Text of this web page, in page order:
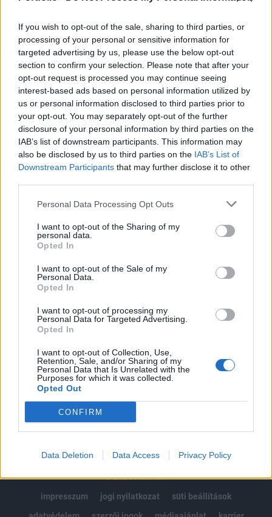
If you wish to opt-out of the sale, sharing to third parties, or
processing of your personal or sensitive information for
targeted advertising by us, please use the below opt-out
section to confirm your selection. Please note that after your
opt-out request is processed you may continue seeing
interest-based ads based on personal information utilized by
us or personal information disclosed to third parties prior to
your opt-out. You may separately opt-out of the further
disclosure of your personal information by third parties on the
IAB’s list of downstream participants. This information may
also be disclosed by us to third parties on the IAB’s List of
Downstream Participants that may further disclose it to other
Personal Data Processing Opt Outs
I want to opt-out of the Sharing of my
personal data.
Opted In
I want to opt-out of the Sale of my
Personal Data.
Opted In
I want to opt-out of processing my
Personal Data for Targeted Advertising.
Opted In
I want to opt-out of Collection, Use,
Retention, Sale, and/or Sharing of my
Personal Data that Is Unrelated with the
Purposes for which it was collected.
Opted Out
CONFIRM
Data Deletion Data Access Privacy Policy
honlapján közzétett elemzésében.
Biztosítás 2024Kiemelten foglalkozunk a klímaváltozás
vagyonbiztosítási piacra gyakorolt hatásaival a Portfolio
Biztosítás 2024 konferenciáján, érdemes mielőbb
regisztrálni a rendezvényre!Információ és jelentkezés A
fordulat már az év elején megmutatkozott az intenzívvé
váló ciklontevékenység tekintetében. A ciklonok okozta
szélviharok a tavaszi hidegbetörésekkel...
KEDVES OLVASÓNK!
A keresett cikk a portfolio.hu hírarchívumához
tartozik, melynek olvasása előfizetéses
regisztrációhoz kötött.
Portfolio.hu teljes cikkarchívum
Kötéslisták: BÉT elmúlt 2 év napon belüli
kötéslistái
MÁR ELŐFIZETŐNK VAGY?BEJELENTKEZÉS
© 2026 Portfolio
impresszum
jogi nyilatkozat
süti beállítások